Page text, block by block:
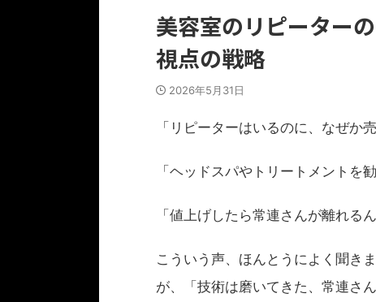
美容室のリピーター
視点の戦略
2026年5月31日
「リピーターはいるのに、なぜか
「ヘッドスパやトリートメントを
「値上げしたら常連さんが離れる
こういう声、ほんとうによく聞き
が、「技術は磨いてきた、常連さ